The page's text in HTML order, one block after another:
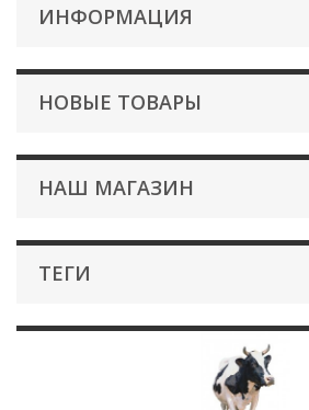
ИНФОРМАЦИЯ
НОВЫЕ ТОВАРЫ
НАШ МАГАЗИН
ТЕГИ